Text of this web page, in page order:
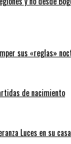
sus «reglas»
de nacimiento
Luces en su